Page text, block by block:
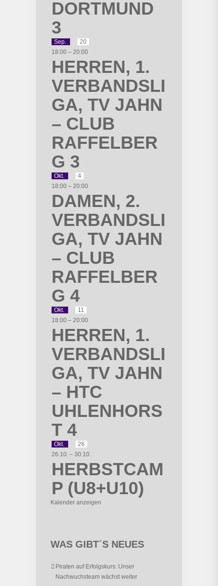
DORTMUND
3
Sep.
20
18:00 – 20:00
HERREN, 1.
VERBANDSLI
GA, TV JAHN
– CLUB
RAFFELBER
G 3
Okt.
4
18:00 – 20:00
DAMEN, 2.
VERBANDSLI
GA, TV JAHN
– CLUB
RAFFELBER
G 4
Okt.
11
18:00 – 20:00
HERREN, 1.
VERBANDSLI
GA, TV JAHN
– HTC
UHLENHORS
T 4
Okt.
26
26.10. –30.10.
HERBSTCAM
P (U8+U10)
Kalender anzeigen
WAS GIBT´S NEUES
Piraten auf Erfolgskurs: Unser
Nachwuchsteam wächst weiter